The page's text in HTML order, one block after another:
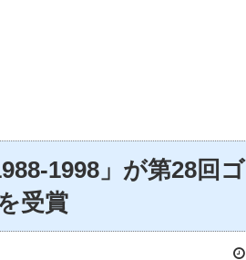
1998」が第28回
受賞